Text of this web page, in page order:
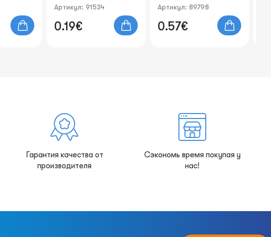
Артикул: 89798
0.57€
Артикул: 89784
5.64€
Гарантия качества от
производителя
Сэкономь время покупая у
нас!